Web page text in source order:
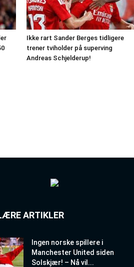
Ikke rart Sander Berges tidligere
trener tviholder på superving
Andreas Schjelderup!
ARTIKLER
Ingen norske spillere i
Manchester United siden
Solskjær! – Nå vil...